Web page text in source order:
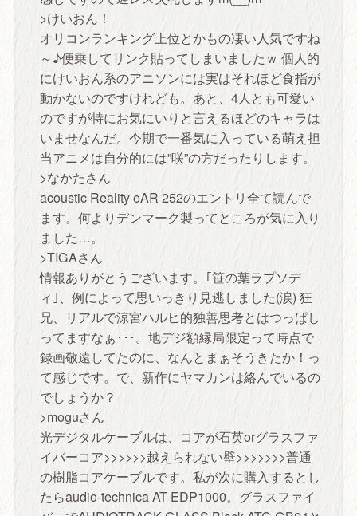
>けいおん！
オリコンランキング上位とかもの凄い人気ですね
～♪便乗してリンク貼ってしまいましたｗ 個人的
にけいおん系のアニソンには実はそれほど食指が
動かないのですけれども。あと、4人とも可愛い
のですが特にお気にいりと言えるほどのキャラは
いませなんだ。今期で一番気に入っている萌え担
当アニメは自分的には”咲”の方だったりします。
>なかたさん
acoustic Reality eAR 252のエントリ全て読んで
ます。何よりデンマーク製ってところが気に入り
ました…。
>TIGAさん
情報ありがとうございます。｢笹の葉ラプソデ
ィ｣、例によって思いっきり見逃しました(涙) 狂
兄、リアルで涼宮ハルヒ的独善思考とはつっぱし
ってますなぁ･･･。地デジ額縁局限定って時点で
録画敬遠してたのに、なんとまぁそうきたか！っ
て感じです。で、新作にヤマカンは絡んでいるの
でしょうか？
>moguさん
光デジタルケーブルは、コアが石英orグラスファ
イバーコア>>>>>>越えられない壁>>>>>>>普通
の樹脂コアケーブルです。私が次に購入するとし
たらaudio-technica AT-EDP1000。グラスファイ